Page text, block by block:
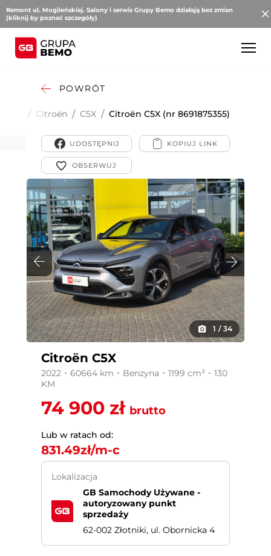
Remont ul. Mogileńskiej. Salony i serwis Grupy Bemo działają bez zmian
(kliknij by poznać szczegóły)
POWRÓT
/ Citroën / C5X / Citroën C5X (nr 8691875355)
1 / 34
UDOSTĘPNIJ
Citroën C5X
2022 ･ 60664 km ･ Benzyna ･ 1199 cm³ ･ 130
KM
74 900 zł brutto
Lub w ratach od:
831.49zł/m-c
Lokalizacja
GB Samochody Używane -
autoryzowany punkt
sprzedaży
62-002 Złotniki, ul. Obornicka 4